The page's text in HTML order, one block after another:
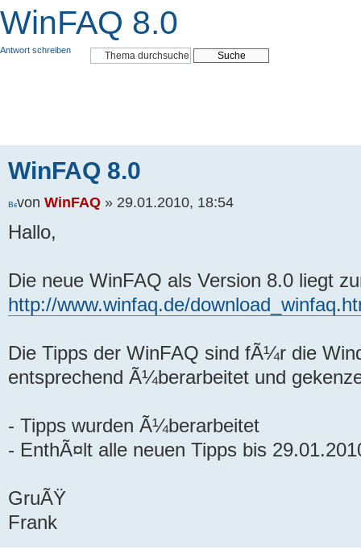
WinFAQ 8.0
Antwort schreiben
WinFAQ 8.0
von WinFAQ » 29.01.2010, 18:54
Hallo,
Die neue WinFAQ als Version 8.0 liegt
http://www.winfaq.de/
Die Tipps der WinFAQ sind fÃ¼r die
entsprechend Ã¼berarbeitet und
- Tipps wurden Ã¼berarbeitet
- EnthÃ¤lt alle neuen Tipps bis
GruÃŸ
Frank